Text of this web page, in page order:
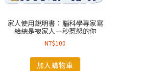
家人使用說明書：腦科學專家寫
給總是被家人一秒惹怒的你
NT$100
加入購物車